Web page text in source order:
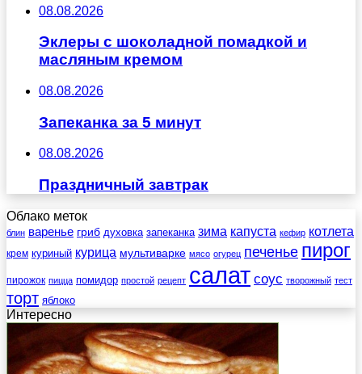
08.08.2026
Эклеры с шоколадной помадкой и
масляным кремом
08.08.2026
Запеканка за 5 минут
08.08.2026
Праздничный завтрак
Облако меток
блин варенье гриб духовка запеканка зима капуста кефир котлета
крем куриный курица мультиварке мясо огурец печенье пирог
пирожок пицца помидор простой рецепт салат соус творожный тест
торт яблоко
Интересно